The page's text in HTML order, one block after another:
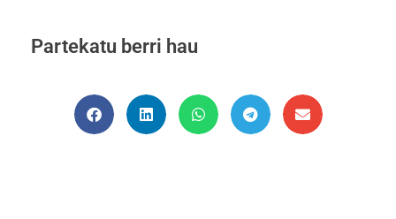
Partekatu berri hau